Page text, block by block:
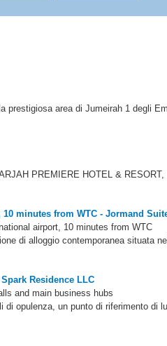
area di Jumeirah 1 degli
PREMIERE HOTEL &
minutes from WTC - Jormand
airport, 10 minutes from WTC
di alloggio contemporanea situata
Residence LLC
and main business hubs
opulenza, un punto di riferimento di